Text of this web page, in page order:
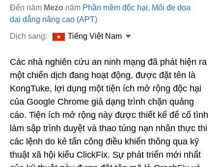
Đến năm Mezo năm Phần mềm độc hại, Mối đe dọa
dai dẳng nâng cao (APT)
Dịch sang:
Tiếng Việt Nam
Các nhà nghiên cứu an ninh mạng đã phát hiện ra
một chiến dịch đang hoạt động, được đặt tên là
KongTuke, lợi dụng một tiện ích mở rộng độc hại
của Google Chrome giả dạng trình chặn quảng
cáo. Tiện ích mở rộng này được thiết kế để cố tình
làm sập trình duyệt và thao túng nạn nhân thực thi
các lệnh do kẻ tấn công điều khiển thông qua kỹ
thuật xã hội kiểu ClickFix. Sự phát triển mới nhất